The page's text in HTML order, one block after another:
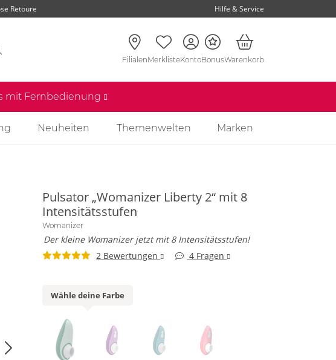
Retoure Hilfe & Service
FilialenMerklisteKontoBonusWarenkorb
mit Fernbedienung
Neuheiten Themenwelten Marken
Pulsator „Womanizer Liberty 2“ mit 8
Intensitätsstufen
Womanizer
Der kleine Womanizer jetzt mit 8 Intensitätsstufen!
2 Bewertungen
4 Fragen
Wähle deine Farbe